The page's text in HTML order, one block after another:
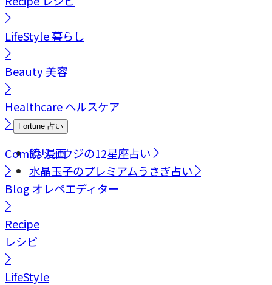
LifeStyle暮らし
Beauty美容
Healthcareヘルスケア
Fortune 占い
鏡リュウジの12星座占い
水晶玉子のプレミアムうさぎ占い
Comics漫画
Blog オレペエディター
Recipe
レシピ
LifeStyle